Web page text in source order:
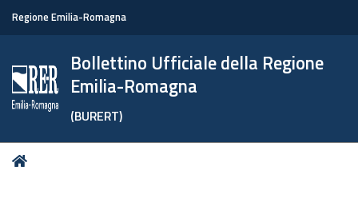
Regione Emilia-Romagna
Bollettino Ufficiale della Regione
Emilia-Romagna
(BURERT)
Tu